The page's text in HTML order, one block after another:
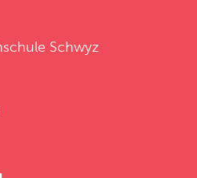
Schwyz